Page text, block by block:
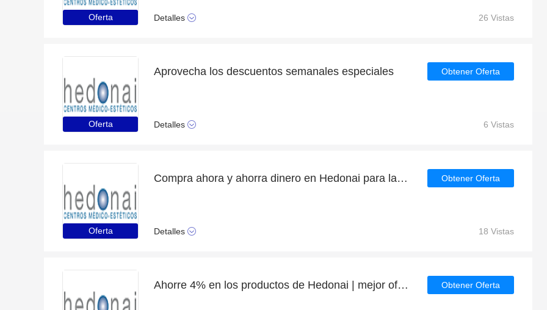
Oferta Detalles 26 Vistas
Oferta
Aprovecha los descuentos semanales especiales
Detalles
Obtener Oferta
6 Vistas
Oferta
Compra ahora y ahorra dinero en Hedonai para las liquidaciones de Hedonai
Detalles
Obtener Oferta
18 Vistas
Ahorre 4% en los productos de Hedonai | mejor oferta Obtener Oferta